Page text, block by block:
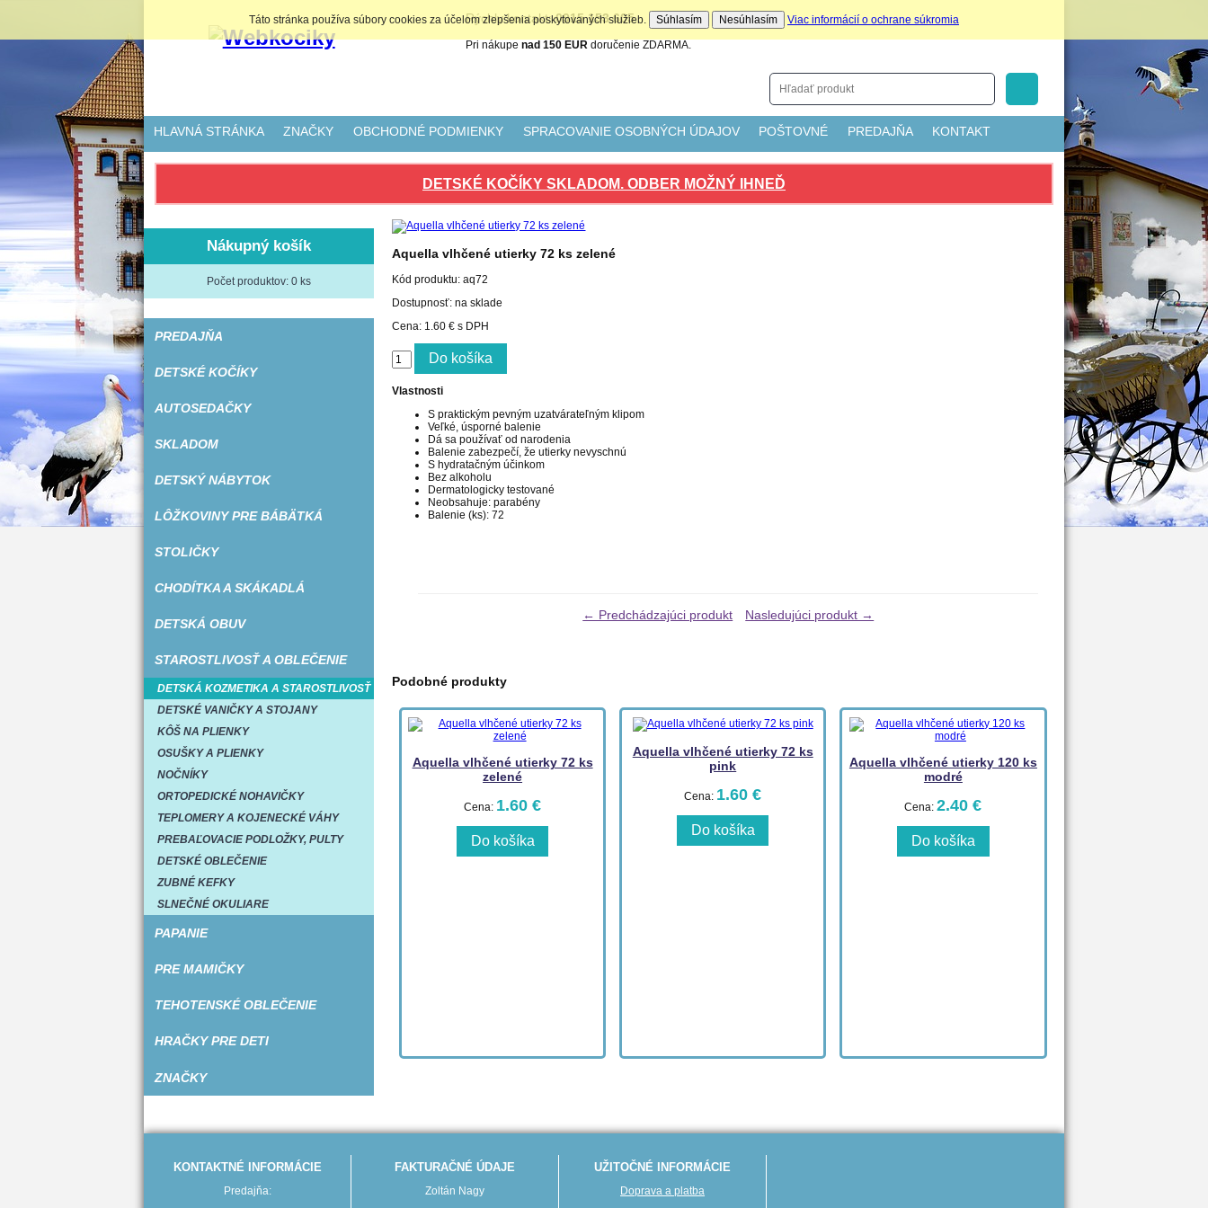
Rýchly kontakt:0915 153 605
Pri nákupenad 150 EUR doručenie ZDARMA.
HLAVNÁ STRÁNKA ZNAČKY OBCHODNÉ PODMIENKY SPRACOVANIE OSOBNÝCH ÚDAJOV POŠTOVNÉ PREDAJŇA KONTAKT
DETSKÉ KOČÍKY SKLADOM. ODBER MOŽNÝ IHNEĎ
Nákupný košík
Počet produktov: 0 ks
PREDAJŇA
DETSKÉ KOČÍKY
AUTOSEDAČKY
SKLADOM
DETSKÝ NÁBYTOK
LÔŽKOVINY PRE BÁBÄTKÁ
STOLIČKY
CHODÍTKA A SKÁKADLÁ
DETSKÁ OBUV
STAROSTLIVOSŤ A OBLEČENIE
DETSKÁ KOZMETIKA A STAROSTLIVOSŤ
DETSKÉ VANIČKY A STOJANY
KÔŠ NA PLIENKY
OSUŠKY A PLIENKY
NOČNÍKY
ORTOPEDICKÉ NOHAVIČKY
TEPLOMERY A KOJENECKÉ VÁHY
PREBAĽOVACIE PODLOŽKY, PULTY
DETSKÉ OBLEČENIE
ZUBNÉ KEFKY
SLNEČNÉ OKULIARE
PAPANIE
PRE MAMIČKY
TEHOTENSKÉ OBLEČENIE
HRAČKY PRE DETI
ZNAČKY
Aquella vlhčené utierky 72 ks zelené
Kód produktu:aq72
Dostupnosť: na sklade
Cena: 1.60 € s DPH
Vlastnosti
S praktickým pevným uzatvárateľným klipom
Veľké, úsporné balenie
Dá sa používať od narodenia
Balenie zabezpečí, že utierky nevyschnú
S hydratačným účinkom
Bez alkoholu
Dermatologicky testované
Neobsahuje: parabény
Balenie (ks): 72
← Predchádzajúci produkt Nasledujúci produkt →
Podobné produkty
Aquella vlhčené utierky 72 ks
zelené
Cena: 1.60 €
Aquella vlhčené utierky 72 ks
pink
Cena: 1.60 €
Aquella vlhčené utierky 120 ks
modré
Cena:2.40 €
KONTAKTNÉ INFORMÁCIE
Predajňa:
FAKTURAČNÉ ÚDAJE
Zoltán Nagy
UŽITOČNÉ INFORMÁCIE
Doprava a platba
Táto stránka používa súbory cookies za účelom zlepšenia poskytovaných služieb. Súhlasím Nesúhlasím Viac informácií o ochrane súkromia